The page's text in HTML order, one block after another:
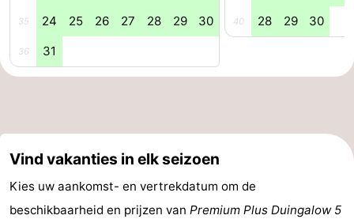
35 24 25 26 27 28 29 30
36 31
40 28 29 30
Vind vakanties in elk seizoen
Kies uw aankomst- en vertrekdatum om de
beschikbaarheid en prijzen van Premium Plus Duingalow 5